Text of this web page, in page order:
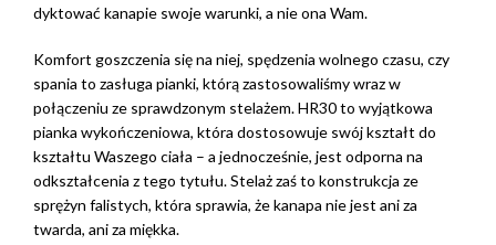
dyktować kanapie swoje warunki, a nie ona Wam.
Komfort goszczenia się na niej, spędzenia wolnego czasu, czy
spania to zasługa pianki, którą zastosowaliśmy wraz w
połączeniu ze sprawdzonym stelażem. HR30 to wyjątkowa
pianka wykończeniowa, która dostosowuje swój kształt do
kształtu Waszego ciała – a jednocześnie, jest odporna na
odkształcenia z tego tytułu. Stelaż zaś to konstrukcja ze
sprężyn falistych, która sprawia, że kanapa nie jest ani za
twarda, ani za miękka.